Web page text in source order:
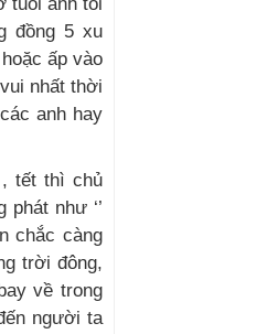
đồng 5 xu
ấp vào
nhất thời
anh hay
tết thì chủ
như ‘’
chắc càng
trời đông,
về trong
người ta